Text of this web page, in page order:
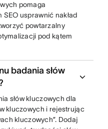
pomaga
usprawnić nakład
powtarzalny
pod kątem
badania słów
słów kluczowych dla
kluczowych i rejestrując
kluczowych”. Dodaj